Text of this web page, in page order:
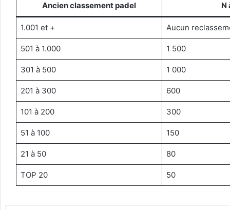
Ancien classement padel N
1.001 et + Aucun
501 à 1.000 1 500
301 à 500 1 000
201 à 300 600
101 à 200 300
51 à 100 150
21 à 50 80
TOP 20 50